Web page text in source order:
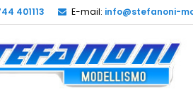
401113 E-mail: info@stefanoni-